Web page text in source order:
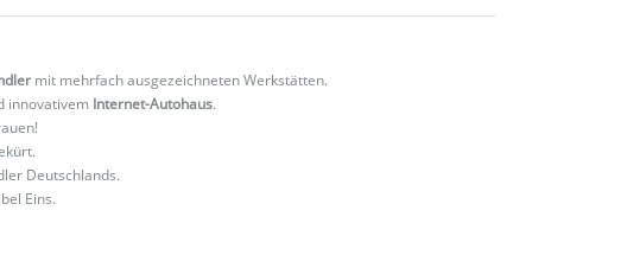
mit mehrfach ausgezeichneten Werkstätten.
innovativem Internet-Autohaus.
Deutschlands.
Eins.